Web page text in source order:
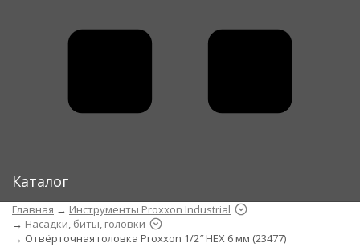
Каталог
Главная → Инструменты Proxxon Industrial
→ Насадки, биты, головки
→ Отвёрточная головка Proxxon 1/2″ HEX 6 мм (23477)